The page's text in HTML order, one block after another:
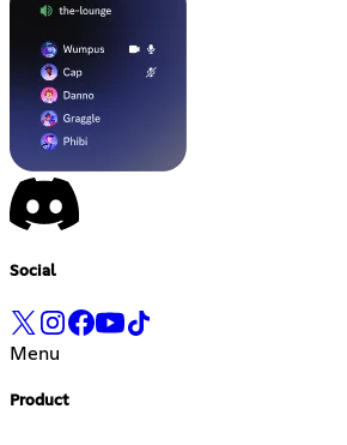
Social
Menu
Product